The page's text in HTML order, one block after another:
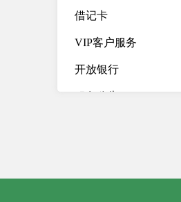
借记卡
VIP客户服务
开放银行
常见问题